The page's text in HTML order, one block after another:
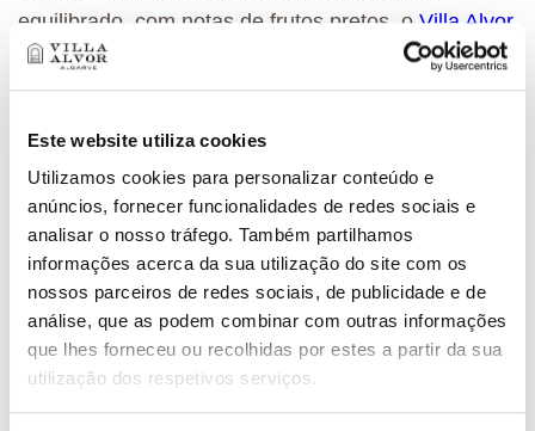
Este website utiliza cookies
Utilizamos cookies para personalizar conteúdo e
anúncios, fornecer funcionalidades de redes sociais e
analisar o nosso tráfego. Também partilhamos
informações acerca da sua utilização do site com os
nossos parceiros de redes sociais, de publicidade e de
análise, que as podem combinar com outras informações
que lhes forneceu ou recolhidas por estes a partir da sua
utilização dos respetivos serviços.
equilibrado, com notas de frutos pretos, o Villa Alvor
Colheita Tinto
revela-se um vinho untuoso,
apresentando taninos redondos que o tornam ideal
para um jantar acolhedor entre amigos em casa
harmonizando com carnes grelhadas ou uma noite
de comida italiana.
Villa Alvor Singular Negra Mole
Num domingo que deseje surpreender num almoço
de família, oVilla Alvor Negra Molecom cor ruby
brilhante e intensidade aromática, marcada por